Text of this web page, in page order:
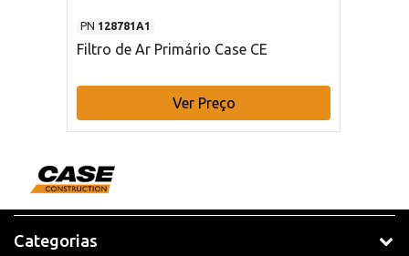
PN 128781A1
Filtro de Ar Primário Case CE
Ver Preço
Categorias